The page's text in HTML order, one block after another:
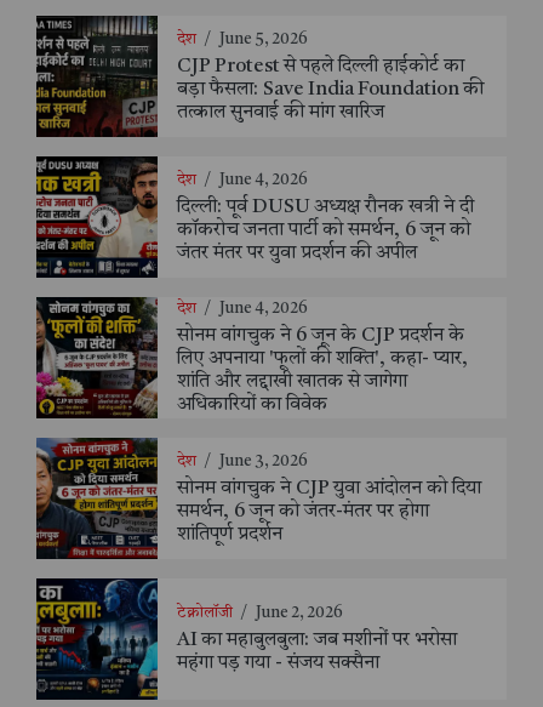
देश / June 5, 2026
CJP Protest से पहले दिल्ली हाईकोर्ट का
बड़ा फैसला: Save India Foundation की
तत्काल सुनवाई की मांग खारिज
देश / June 4, 2026
दिल्ली: पूर्व DUSU अध्यक्ष रौनक खत्री ने दी
कॉकरोच जनता पार्टी को समर्थन, 6 जून को
जंतर मंतर पर युवा प्रदर्शन की अपील
देश / June 4, 2026
सोनम वांगचुक ने 6 जून के CJP प्रदर्शन के
लिए अपनाया 'फूलों की शक्ति', कहा- प्यार,
शांति और लद्दाखी खातक से जागेगा
अधिकारियों का विवेक
देश / June 3, 2026
सोनम वांगचुक ने CJP युवा आंदोलन को दिया
समर्थन, 6 जून को जंतर-मंतर पर होगा
शांतिपूर्ण प्रदर्शन
टेक्नोलॉजी / June 2, 2026
AI का महाबुलबुला: जब मशीनों पर भरोसा
महंगा पड़ गया - संजय सक्सैना